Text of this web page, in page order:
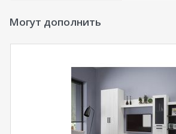
Могут дополнить